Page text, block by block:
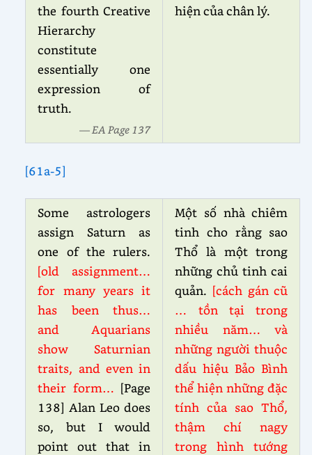
the fourth Creative
Hierarchy
constitute
essentially one
expression of
truth.
— EA Page 137
hiện của chân lý.
[61a-5]
Some astrologers
assign Saturn as
one of the rulers.
[old assignment…
for many years it
has been thus…
and Aquarians
show Saturnian
traits, and even in
their form… [Page
138] Alan Leo does
so, but I would
point out that in
Một số nhà chiêm
tinh cho rằng sao
Thổ là một trong
những chủ tinh cai
quản. [cách gán cũ
… tồn tại trong
nhiều năm… và
những người thuộc
dấu hiệu Bảo Bình
thể hiện những đặc
tính của sao Thổ,
thậm chí nagy
trong hình tướng